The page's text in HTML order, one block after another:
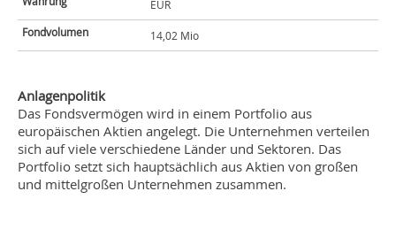
EUR
Fondvolumen
14,02 Mio
Anlagenpolitik
Das Fondsvermögen wird in einem Portfolio aus
europäischen Aktien angelegt. Die Unternehmen verteilen
sich auf viele verschiedene Länder und Sektoren. Das
Portfolio setzt sich hauptsächlich aus Aktien von großen
und mittelgroßen Unternehmen zusammen.